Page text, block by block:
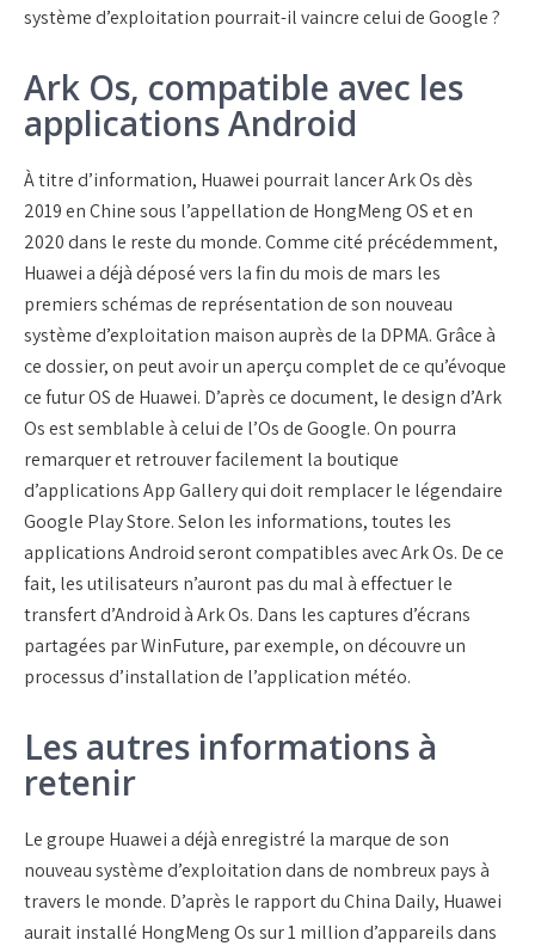
système d’exploitation pourrait-il vaincre celui de Google ?
Ark Os, compatible avec les
applications Android
À titre d’information, Huawei pourrait lancer Ark Os dès
2019 en Chine sous l’appellation de HongMeng OS et en
2020 dans le reste du monde. Comme cité précédemment,
Huawei a déjà déposé vers la fin du mois de mars les
premiers schémas de représentation de son nouveau
système d’exploitation maison auprès de la DPMA. Grâce à
ce dossier, on peut avoir un aperçu complet de ce qu’évoque
ce futur OS de Huawei. D’après ce document, le design d’Ark
Os est semblable à celui de l’Os de Google. On pourra
remarquer et retrouver facilement la boutique
d’applications App Gallery qui doit remplacer le légendaire
Google Play Store. Selon les informations, toutes les
applications Android seront compatibles avec Ark Os. De ce
fait, les utilisateurs n’auront pas du mal à effectuer le
transfert d’Android à Ark Os. Dans les captures d’écrans
partagées par WinFuture, par exemple, on découvre un
processus d’installation de l’application météo.
Les autres informations à
retenir
Le groupe Huawei a déjà enregistré la marque de son
nouveau système d’exploitation dans de nombreux pays à
travers le monde. D’après le rapport du China Daily, Huawei
aurait installé HongMeng Os sur 1 million d’appareils dans